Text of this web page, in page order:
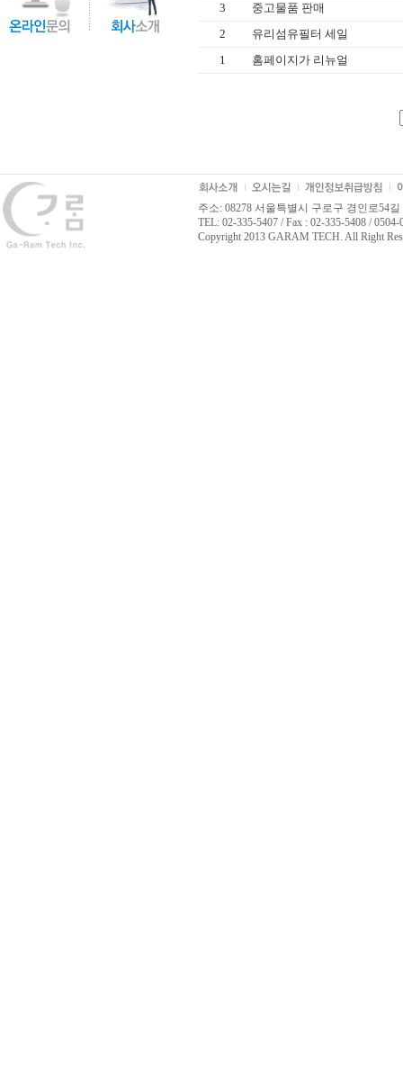
3
중고물품 판매
2
유리섬유필터 세일
1
홈페이지가 리뉴얼
주소: 08278 서울특별시 구로구 경인로54
TEL: 02-335-5407 / Fax : 02-335-5408 / 0504-
Copyright 2013 GARAM TECH. All Right